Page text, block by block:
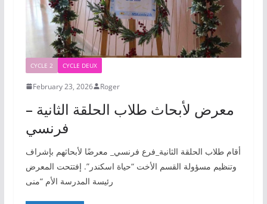
CYCLE 2 CYCLE DEUX
February 23, 2026 Roger
معرض لأبحاث طلاب الحلقة الثانية –
فرنسي
أقام طلاب الحلقة الثانية_فرع فرنسي_ معرضًا لأبحاثهم بإشراف
وتنظيم مسؤولة القسم الأخت “حياة اسكندر”. إفتتحت المعرض
رئيسة المدرسة الأم “منى